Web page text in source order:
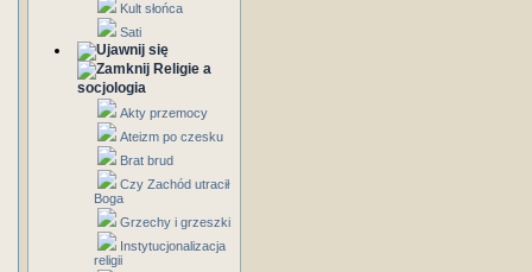
Kult słońca
Sati
Religie a
socjologia
Akty przemocy
Ateizm po czesku
Brat brud
Czy Zachód utracił
Boga
Grzechy i grzeszki
Instytucjonalizacja
religii